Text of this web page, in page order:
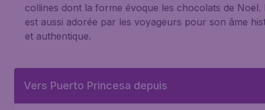
collines dont la forme évoque les chocolats de Noël.
est aussi adorée par les voyageurs pour son âme
et authentique.
Vers Puerto Princesa depuis